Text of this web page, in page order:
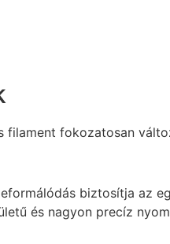
filament fokozatosan
biztosítja az
és nagyon precíz